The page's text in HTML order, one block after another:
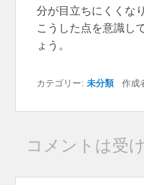
分が目立ちにくくな
こうした点を意識し
ょう。
カテゴリー:未分類作成
コメントは受